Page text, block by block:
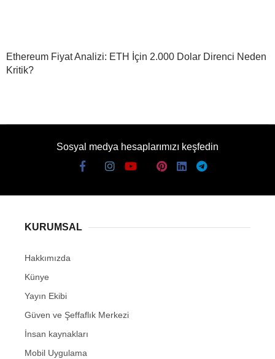
Ethereum Fiyat Analizi: ETH İçin 2.000 Dolar Direnci Neden
Kritik?
Sosyal medya hesaplarımızı keşfedin
KURUMSAL
Hakkımızda
Künye
Yayın Ekibi
Güven ve Şeffaflık Merkezi
İnsan kaynakları
Mobil Uygulama